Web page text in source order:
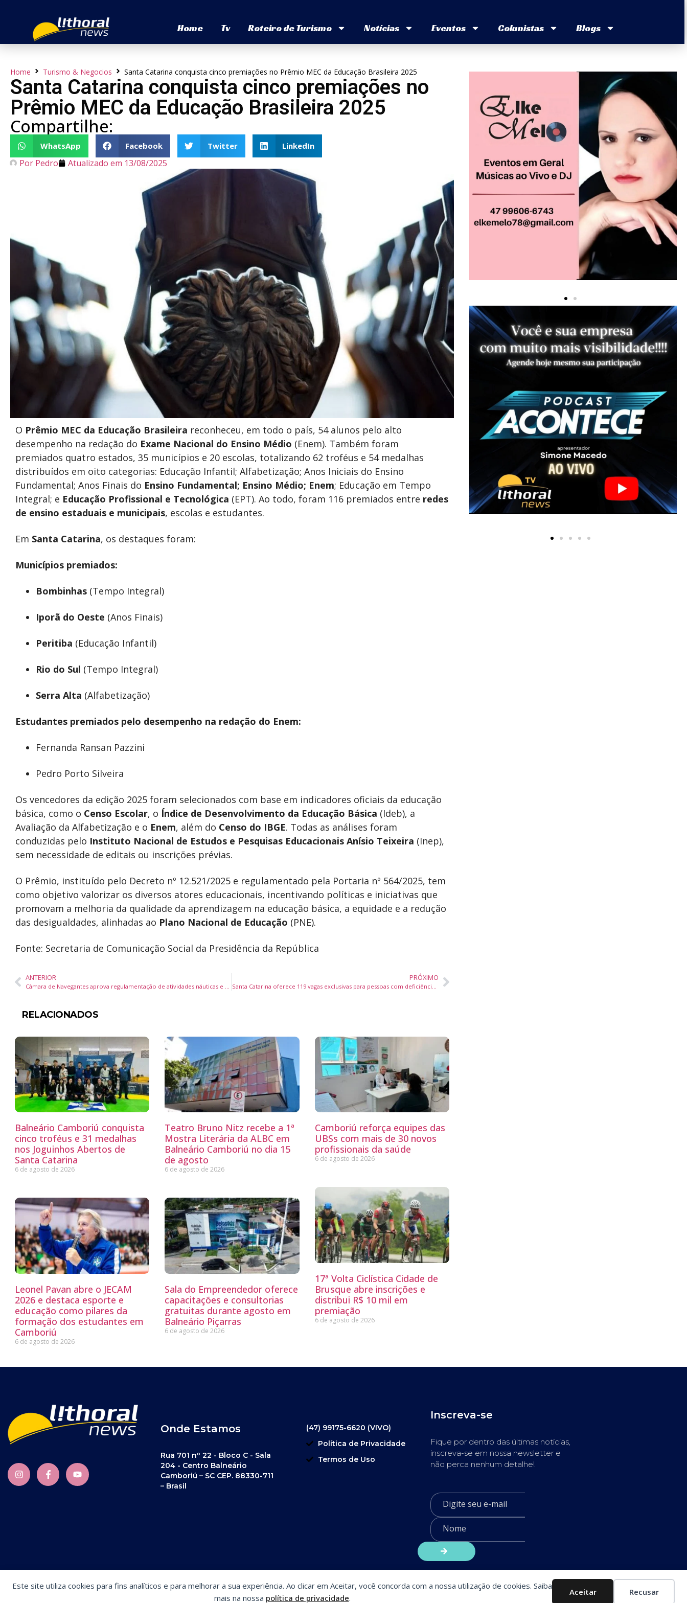
Este site utiliza cookies para fins analíticos e para melhorar a sua experiência. Ao clicar em Aceitar, você concorda com a nossa utilização de cookies. Saiba
mais na nossa política de privacidade.
Aceitar Recusar
Preferências de cookies
Home Tv Roteiro de Turismo Notícias Eventos Colunistas Blogs
Home Turismo & Negocios Santa Catarina conquista cinco premiações no Prêmio MEC da Educação Brasileira 2025
Santa Catarina conquista cinco premiações no
Prêmio MEC da Educação Brasileira 2025
Compartilhe:
WhatsApp Facebook Twitter LinkedIn
Por Pedro Atualizado em 13/08/2025
O Prêmio MEC da Educação Brasileira reconheceu, em todo o país, 54 alunos pelo alto
desempenho na redação do Exame Nacional do Ensino Médio (Enem). Também foram
premiados quatro estados, 35 municípios e 20 escolas, totalizando 62 troféus e 54 medalhas
distribuídos em oito categorias: Educação Infantil; Alfabetização; Anos Iniciais do Ensino
Fundamental; Anos Finais do Ensino Fundamental; Ensino Médio; Enem; Educação em Tempo
Integral; e Educação Profissional e Tecnológica (EPT). Ao todo, foram 116 premiados entre redes
de ensino estaduais e municipais, escolas e estudantes.
Em Santa Catarina, os destaques foram:
Municípios premiados:
Bombinhas (Tempo Integral)
Iporã do Oeste (Anos Finais)
Peritiba (Educação Infantil)
Rio do Sul (Tempo Integral)
Serra Alta (Alfabetização)
Estudantes premiados pelo desempenho na redação do Enem:
Fernanda Ransan Pazzini
Pedro Porto Silveira
Os vencedores da edição 2025 foram selecionados com base em indicadores oficiais da educação
básica, como o Censo Escolar, o Índice de Desenvolvimento da Educação Básica (Ideb), a
Avaliação da Alfabetização e o Enem, além do Censo do IBGE. Todas as análises foram
conduzidas pelo Instituto Nacional de Estudos e Pesquisas Educacionais Anísio Teixeira (Inep),
sem necessidade de editais ou inscrições prévias.
O Prêmio, instituído pelo Decreto nº 12.521/2025 e regulamentado pela Portaria nº 564/2025, tem
como objetivo valorizar os diversos atores educacionais, incentivando políticas e iniciativas que
promovam a melhoria da qualidade da aprendizagem na educação básica, a equidade e a redução
das desigualdades, alinhadas ao Plano Nacional de Educação (PNE).
Fonte: Secretaria de Comunicação Social da Presidência da República
ANTERIOR
Câmara de Navegantes aprova regulamentação de atividades náuticas e propostas para melhorias em diversos bairros
PRÓXIMO
Santa Catarina oferece 119 vagas exclusivas para pessoas com deficiência em todo o estado
RELACIONADOS
Balneário Camboriú conquista
cinco troféus e 31 medalhas
nos Joguinhos Abertos de
Santa Catarina
6 de agosto de 2026
Teatro Bruno Nitz recebe a 1ª
Mostra Literária da ALBC em
Balneário Camboriú no dia 15
de agosto
6 de agosto de 2026
Camboriú reforça equipes das
UBSs com mais de 30 novos
profissionais da saúde
6 de agosto de 2026
Leonel Pavan abre o JECAM
2026 e destaca esporte e
educação como pilares da
formação dos estudantes em
Camboriú
6 de agosto de 2026
Sala do Empreendedor oferece
capacitações e consultorias
gratuitas durante agosto em
Balneário Piçarras
6 de agosto de 2026
17ª Volta Ciclística Cidade de
Brusque abre inscrições e
distribui R$ 10 mil em
premiação
6 de agosto de 2026
Onde Estamos
Rua 701 nº 22 - Bloco C - Sala
204 - Centro Balneário
Camboriú – SC CEP. 88330-711
– Brasil
(47) 99175-6620 (VIVO)
Política de Privacidade
Termos de Uso
Inscreva-se
Fique por dentro das últimas notícias,
inscreva-se em nossa newsletter e
não perca nenhum detalhe!